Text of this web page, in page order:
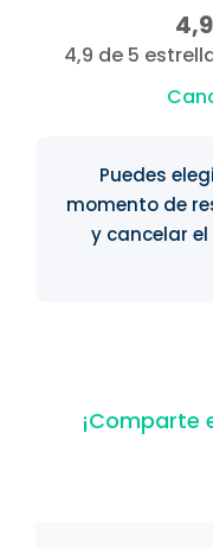
4,9
4,9 de 5
Puedes
momento de
y cancelar
¡Comparte